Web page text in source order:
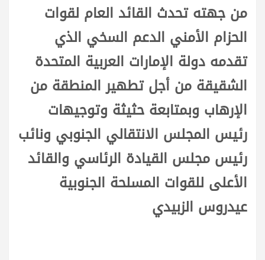
من جهته تحدث القائد العام لقوات
الحزام الأمني الدعم السخي الذي
تقدمه دولة الإمارات العربية المتحدة
الشقيقة من أجل تطهير المنطقة من
الإرهاب وبمتابعة حثيثة وتوجيهات
رئيس المجلس الانتقالي الجنوبي ونائب
رئيس مجلس القيادة الرئاسي والقائد
الأعلى للقوات المسلحة الجنوبية
عيدروس الزبيدي